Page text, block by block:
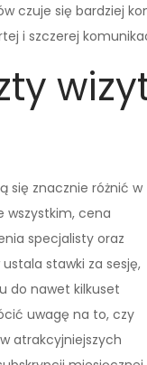
czuje się bardziej
i szczerej
się znacznie różnić w
wszystkim, cena
specjalisty oraz
stawki za sesję,
do nawet kilkuset
uwagę na to, czy
atrakcyjniejszych